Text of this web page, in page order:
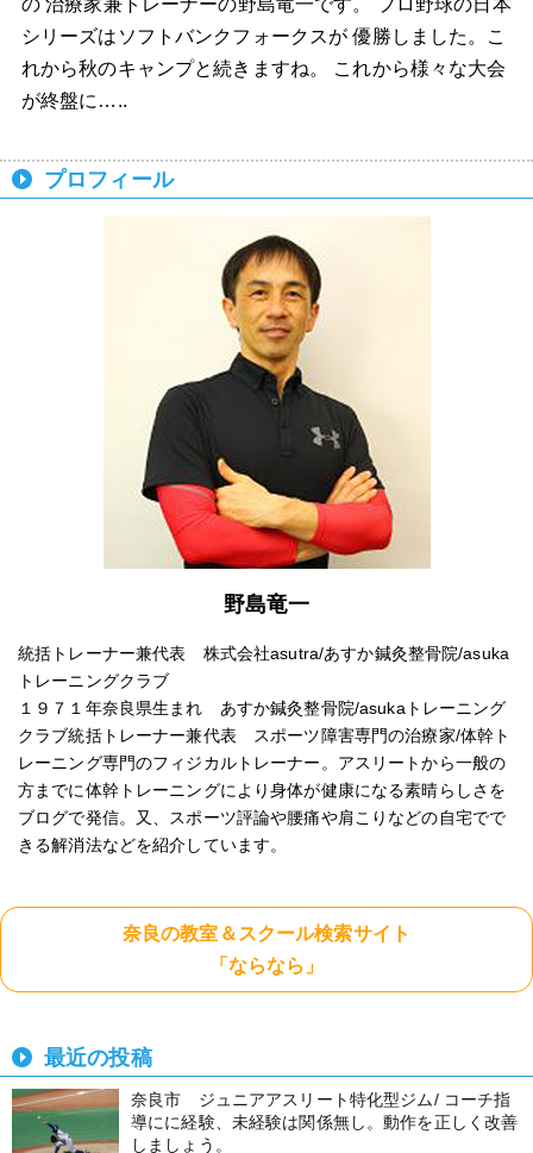
の 治療家兼トレーナーの野島竜一です。 プロ野球の日本
シリーズはソフトバンクフォークスが 優勝しました。こ
れから秋のキャンプと続きますね。 これから様々な大会
が終盤に…..
プロフィール
野島竜一
統括トレーナー兼代表 株式会社asutra/あすか鍼灸整骨院/asuka
トレーニングクラブ
１９７１年奈良県生まれ あすか鍼灸整骨院/asukaトレーニング
クラブ統括トレーナー兼代表 スポーツ障害専門の治療家/体幹ト
レーニング専門のフィジカルトレーナー。アスリートから一般の
方までに体幹トレーニングにより身体が健康になる素晴らしさを
ブログで発信。又、スポーツ評論や腰痛や肩こりなどの自宅でで
きる解消法などを紹介しています。
奈良の教室＆スクール検索サイト
「ならなら」
最近の投稿
奈良市 ジュニアアスリート特化型ジム/ コーチ指
導にに経験、未経験は関係無し。動作を正しく改善
しましょう。